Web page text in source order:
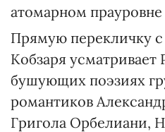
атомарном
Прямую перекличку
Кобзаря усматривает
бушующих поэзиях
романтиков
Григола Орбелиани,